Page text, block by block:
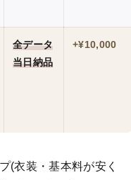
全データ
当日納品
+¥10,000
(衣装・基本料が安く